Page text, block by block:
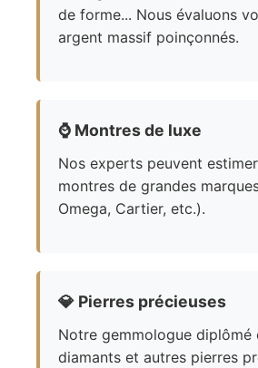
de forme... Nous évaluons
argent massif poinçonnés.
⌚ Montres de luxe
Nos experts peuvent
montres de grandes
Omega, Cartier, etc.).
💎 Pierres précieuses
Notre gemmologue diplômé
diamants et autres pierres